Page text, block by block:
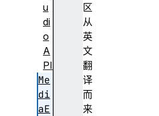
区
从
英
文
翻
译
而
来
u
di
o
A
PI
Me
di
aE